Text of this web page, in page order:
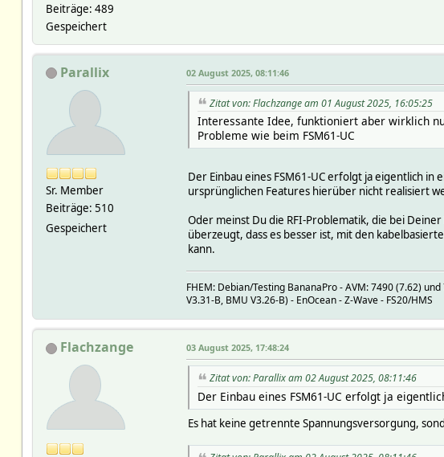
Beiträge: 489
Gespeichert
Parallix
Sr. Member
Beiträge: 510
Gespeichert
02 August 2025, 08:11:46
Zitat von: Flachzange am 01 August 2025, 16:05:25
Interessante Idee, funktioniert aber wirklich
Probleme wie beim FSM61-UC
Der Einbau eines FSM61-UC erfolgt ja eigentlich
ursprünglichen Features hierüber nicht realisiert
Oder meinst Du die RFI-Problematik, die bei
überzeugt, dass es besser ist, mit den
kann.
FHEM: Debian/Testing BananaPro - AVM: 7490 (7.62)
V3.31-B, BMU V3.26-B) - EnOcean - Z-Wave - FS20/HMS
Flachzange 03 August 2025, 17:48:24
Zitat von: Parallix am 02 August 2025, 08:11:46
Der Einbau eines FSM61-UC erfolgt ja
Es hat keine getrennte Spannungsversorgung,